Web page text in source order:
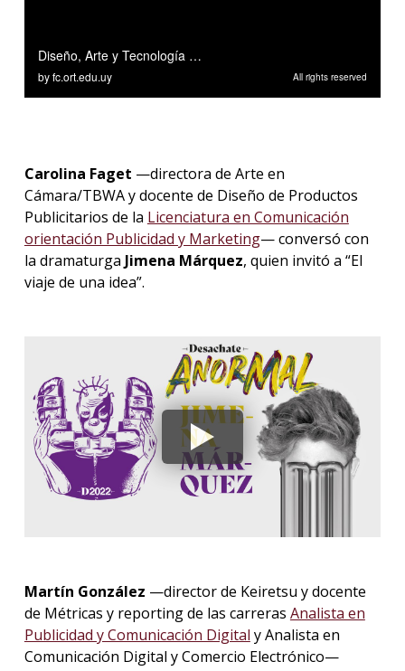
Carolina Faget —directora de Arte en
Cámara/TBWA y docente de Diseño de Productos
Publicitarios de la Licenciatura en Comunicación
orientación Publicidad y Marketing— conversó con
la dramaturga Jimena Márquez, quien invitó a “El
viaje de una idea”.
Martín González —director de Keiretsu y docente
de Métricas y reporting de las carreras Analista en
Publicidad y Comunicación Digital y Analista en
Comunicación Digital y Comercio Electrónico—